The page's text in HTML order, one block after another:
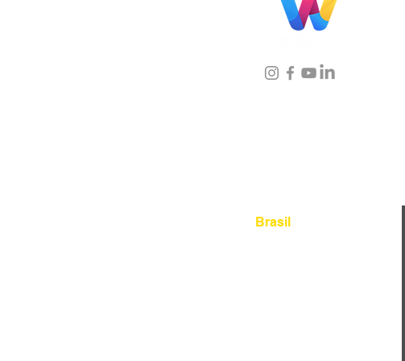
Brasil